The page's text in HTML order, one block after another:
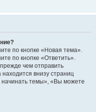
по кнопке «Новая тема».
по кнопке «Ответить».
чем отправить
внизу страниц
темы», «Вы можете